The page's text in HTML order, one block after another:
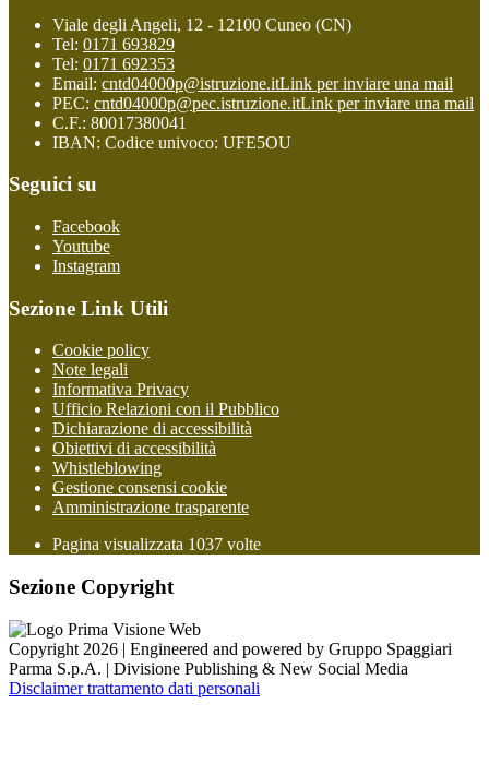
Viale degli Angeli, 12 - 12100 Cuneo (CN)
Tel: 0171 693829
Tel: 0171 692353
Email: cntd04000p@istruzione.itLink per inviare una mail
PEC: cntd04000p@pec.istruzione.itLink per inviare una mail
C.F.: 80017380041
IBAN: Codice univoco: UFE5OU
Seguici su
Facebook
Youtube
Instagram
Sezione Link Utili
Cookie policy
Note legali
Informativa Privacy
Ufficio Relazioni con il Pubblico
Dichiarazione di accessibilità
Obiettivi di accessibilità
Whistleblowing
Gestione consensi cookie
Amministrazione trasparente
Pagina visualizzata 1037 volte
Sezione Copyright
Copyright 2026 | Engineered and powered by Gruppo Spaggiari
Parma S.p.A. | Divisione Publishing & New Social Media
Disclaimer trattamento dati personali